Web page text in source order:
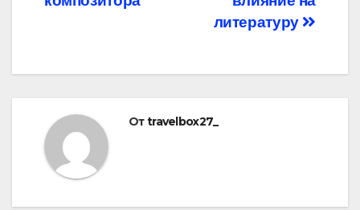
литературу
Отtravelbox27_